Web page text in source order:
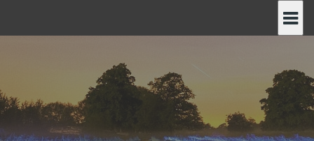
ه
م
ح